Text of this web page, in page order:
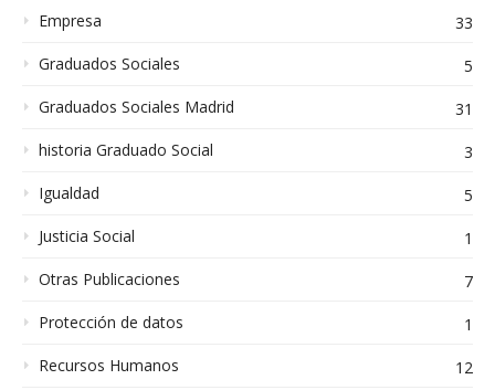
Empresa
33
Graduados Sociales
5
Graduados Sociales Madrid
31
historia Graduado Social
3
Igualdad
5
Justicia Social
1
Otras Publicaciones
7
Protección de datos
1
Recursos Humanos
12